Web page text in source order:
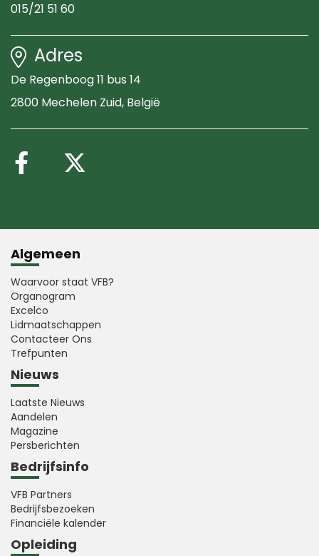
015/21 51 60
Adres
De Regenboog 11 bus 14
2800 Mechelen Zuid, België
Volg ons op Facebook
Algemeen
Waarvoor staat VFB?
Organogram
Excelco
Lidmaatschappen
Contacteer Ons
Trefpunten
Nieuws
Laatste Nieuws
Aandelen
Magazine
Persberichten
Bedrijfsinfo
VFB Partners
Bedrijfsbezoeken
Financiële kalender
Opleiding